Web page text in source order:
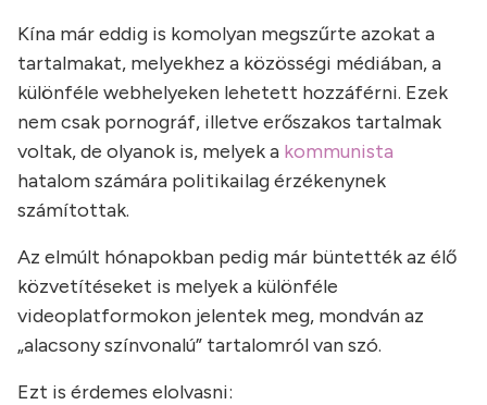
Kína már eddig is komolyan megszűrte azokat a
tartalmakat, melyekhez a közösségi médiában, a
különféle webhelyeken lehetett hozzáférni. Ezek
nem csak pornográf, illetve erőszakos tartalmak
voltak, de olyanok is, melyek a kommunista
hatalom számára politikailag érzékenynek
számítottak.
Az elmúlt hónapokban pedig már büntették az élő
közvetítéseket is melyek a különféle
videoplatformokon jelentek meg, mondván az
„alacsony színvonalú” tartalomról van szó.
Ezt is érdemes elolvasni: